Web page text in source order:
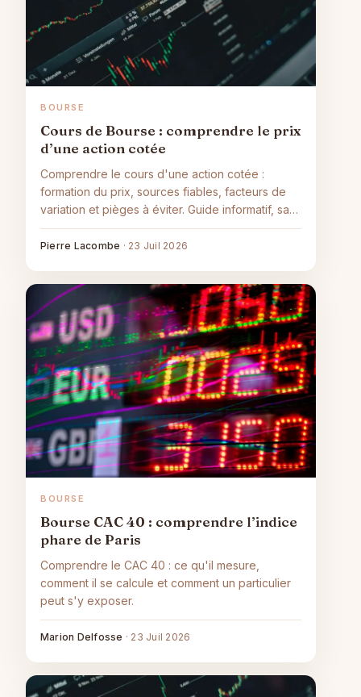
BOURSE
Cours de Bourse : comprendre le prix
d’une action cotée
Comprendre le cours d'une action cotée :
formation du prix, sources fiables, facteurs de
variation et pièges à éviter. Guide informatif, sans
conseil.
Pierre Lacombe · 23 Juil 2026
BOURSE
Bourse CAC 40 : comprendre l’indice
phare de Paris
Comprendre le CAC 40 : ce qu'il mesure,
comment il se calcule et comment un particulier
peut s'y exposer.
Marion Delfosse · 23 Juil 2026